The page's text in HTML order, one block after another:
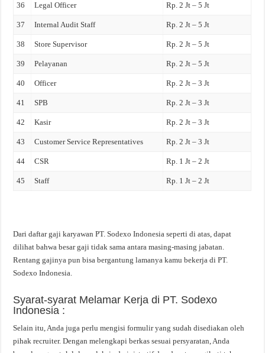
36 Legal Officer Rp. 2 Jt – 5 Jt
37 Internal Audit Staff Rp. 2 Jt – 5 Jt
38 Store Supervisor Rp. 2 Jt – 5 Jt
39 Pelayanan Rp. 2 Jt – 5 Jt
40 Officer Rp. 2 Jt – 3 Jt
41 SPB Rp. 2 Jt – 3 Jt
42 Kasir Rp. 2 Jt – 3 Jt
43 Customer Service Representatives Rp. 2 Jt – 3 Jt
44 CSR Rp. 1 Jt – 2 Jt
45 Staff Rp. 1 Jt – 2 Jt
Dari daftar gaji karyawan PT. Sodexo Indonesia seperti di atas, dapat
dilihat bahwa besar gaji tidak sama antara masing-masing jabatan.
Rentang gajinya pun bisa bergantung lamanya kamu bekerja di PT.
Sodexo Indonesia.
Syarat-syarat Melamar Kerja di PT. Sodexo
Indonesia :
Selain itu, Anda juga perlu mengisi formulir yang sudah disediakan oleh
pihak recruiter. Dengan melengkapi berkas sesuai persyaratan, Anda